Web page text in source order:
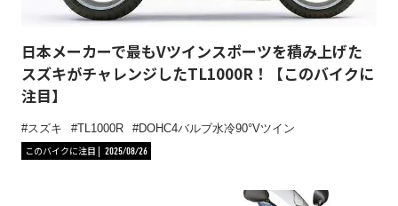
日本メーカーで最もVツインスポーツを積み上げた
スズキがチャレンジしたTL1000R！【このバイクに
注目】
スズキ TL1000R
DOHC4バルブ水冷90°Vツイン
このバイクに注目
2025/08/26